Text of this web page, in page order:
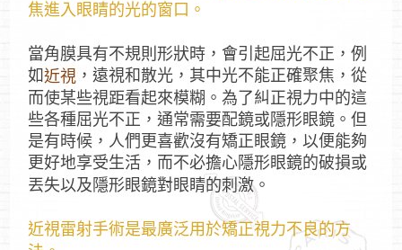
焦進入眼睛的光的窗口。
當角膜具有不規則形狀時，會引起屈光不正，例
如近視 ，遠視和散光，其中光不能正確聚焦，從
而使某些視距看起來模糊。為了糾正視力中的這
些各種屈光不正，通常需要配鏡或隱形眼鏡。但
是有時候，人們更喜歡沒有矯正眼鏡，以便能夠
更好地享受生活，而不必擔心隱形眼鏡的破損或
丟失以及隱形眼鏡對眼睛的刺激。
近視雷射手術是最廣泛用於矯正視力不良的方